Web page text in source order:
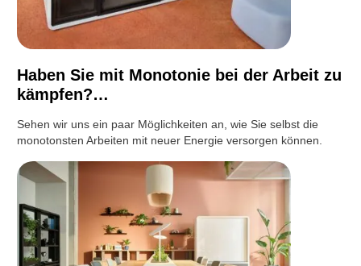
Haben Sie mit Monotonie bei der Arbeit zu
kämpfen?…
Sehen wir uns ein paar Möglichkeiten an, wie Sie selbst die
monotonsten Arbeiten mit neuer Energie versorgen können.